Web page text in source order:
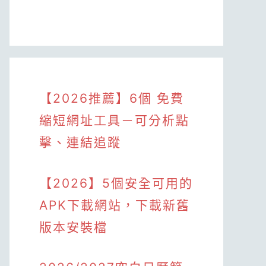
【2026推薦】6個 免費
縮短網址工具－可分析點
擊、連結追蹤
【2026】5個安全可用的
APK下載網站，下載新舊
版本安裝檔